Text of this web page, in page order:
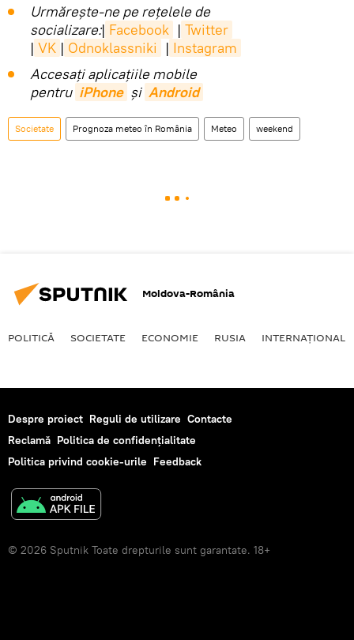
Urmărește-ne pe rețelele de
socializare:| Facebook | Twitter
| VK | Odnoklassniki | Instagram
Accesaţi aplicaţiile mobile
pentru iPhone și Android
Societate Prognoza meteo în România Meteo weekend
Moldova-România
POLITICĂ SOCIETATE ECONOMIE RUSIA INTERNAŢIONAL
Despre proiect Reguli de utilizare Contacte
Reclamă Politica de confidențialitate
Politica privind cookie-urile Feedback
© 2026 Sputnik Toate drepturile sunt garantate. 18+